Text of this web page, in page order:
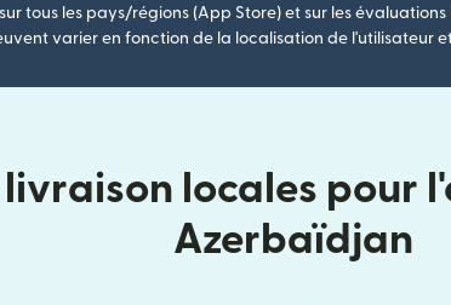
tous les pays/régions (App Store) et sur les
varier en fonction de la localisation de l'utilisateur
locales pour
Azerbaïdjan